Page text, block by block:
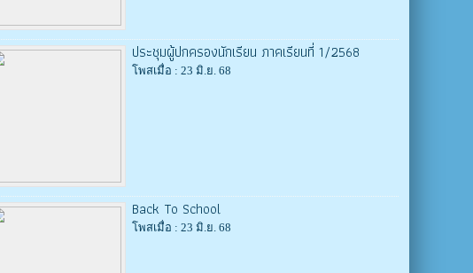
ประชุมผู้ปกครองนักเรียน ภาคเรียนที่ 1/2568
โพสเมื่อ : 23 มิ.ย. 68
Back To School
โพสเมื่อ : 23 มิ.ย. 68